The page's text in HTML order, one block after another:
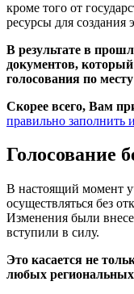
кроме того от
ресурсы для создания
В результате в
документов,
голосования по
Скорее всего, Вам
правильно заполнить
Голосование
В настоящий момент
осуществляться без
Изменения были
вступили в силу.
Это касается не
любых региональных